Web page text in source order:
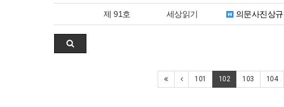
제 91호 세상읽기 의문사진상
101 102 103 104